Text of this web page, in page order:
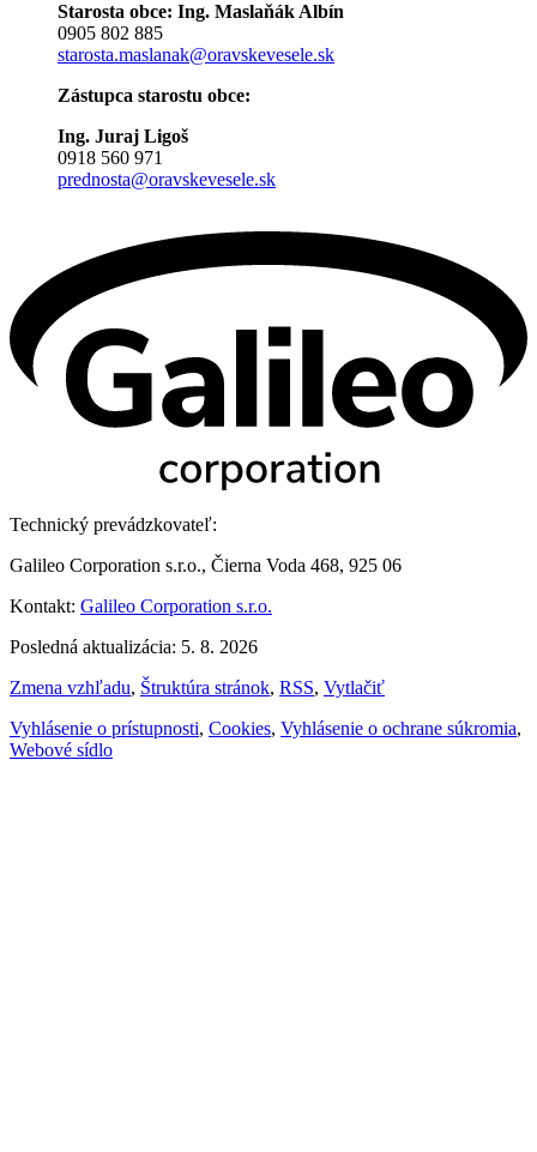
Starosta obce: Ing. Maslaňák Albín
0905 802 885
starosta.maslanak@oravskevesele.sk
Zástupca starostu obce:
Ing. Juraj Ligoš
0918 560 971
prednosta@oravskevesele.sk
Technický prevádzkovateľ:
Galileo Corporation s.r.o., Čierna Voda 468, 925 06
Kontakt: Galileo Corporation s.r.o.
Posledná aktualizácia: 5. 8. 2026
Zmena vzhľadu, Štruktúra stránok, RSS, Vytlačiť
Vyhlásenie o prístupnosti, Cookies, Vyhlásenie o ochrane súkromia,
Webové sídlo